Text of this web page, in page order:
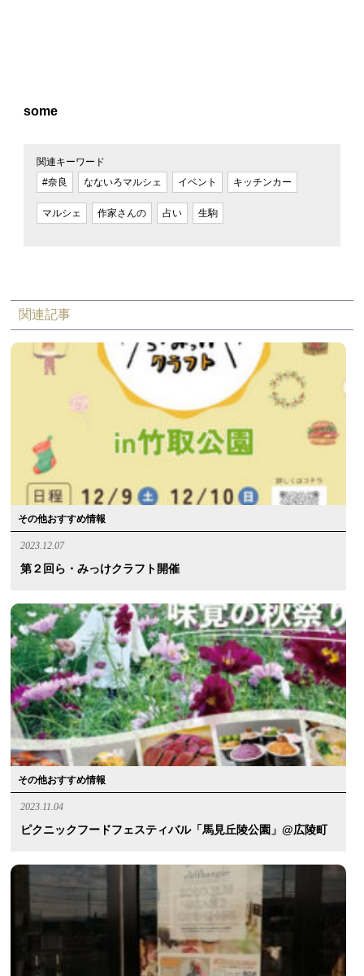
some
関連キーワード
#奈良
なないろマルシェ イベント キッチンカー
マルシェ 作家さんの 占い 生駒
関連記事
その他おすすめ情報
2023.12.07
第２回ら・みっけクラフト開催
その他おすすめ情報
2023.11.04
ピクニックフードフェスティバル「馬見丘陵公園」@広陵町